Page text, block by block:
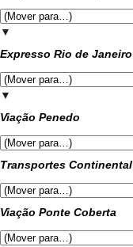
▼
Expresso Rio de Janeiro
▼
Viação Penedo
Transportes Continental
Viação Ponte Coberta